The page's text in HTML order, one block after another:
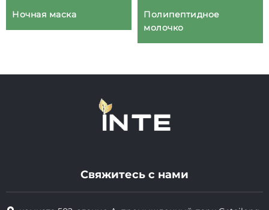
Ночная маска
Полипептидное
молочко
Свяжитесь с нами